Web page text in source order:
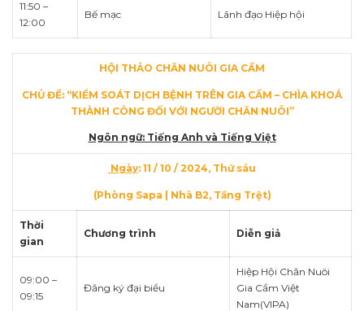
11:50 –
12:00
Bế mạc Lãnh đạo Hiệp hội
HỘI THẢO CHĂN NUÔI GIA CẦM
CHỦ ĐỀ: “KIỂM SOÁT DỊCH BỆNH TRÊN GIA CẦM – CHÌA KHOÁ
THÀNH CÔNG ĐỐI VỚI NGƯỜI CHĂN NUÔI”
Ngôn ngữ: Tiếng Anh và Tiếng Việt
Ngày: 11 / 10 / 2024, Thứ sáu
(Phòng Sapa | Nhà B2, Tầng Trệt)
Thời
gian
Chương trình Diễn giả
09:00 –
09:15
Đăng ký đại biểu
Hiệp Hội Chăn Nuôi
Gia Cầm Việt
Nam(VIPA)